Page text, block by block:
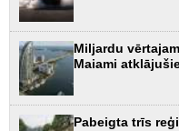
Miljardu
Maiami
Pabeigta trīs